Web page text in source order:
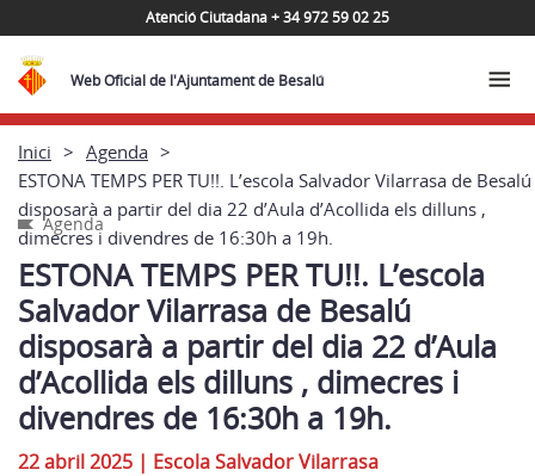
Atenció Ciutadana + 34 972 59 02 25
Web Oficial de l'Ajuntament de Besalú
Inici
Agenda
ESTONA TEMPS PER TU!!. L’escola Salvador Vilarrasa de Besalú
disposarà a partir del dia 22 d’Aula d’Acollida els dilluns ,
dimecres i divendres de 16:30h a 19h.
Agenda
ESTONA TEMPS PER TU!!. L’escola
Salvador Vilarrasa de Besalú
disposarà a partir del dia 22 d’Aula
d’Acollida els dilluns , dimecres i
divendres de 16:30h a 19h.
22 abril 2025 | Escola Salvador Vilarrasa